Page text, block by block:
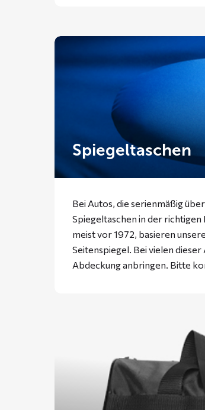
Spiegeltaschen
Bei Autos, die serienmäßig
Spiegeltaschen in der
meist vor 1972, basieren
Seitenspiegel. Bei vielen
Abdeckung anbringen. Bitte